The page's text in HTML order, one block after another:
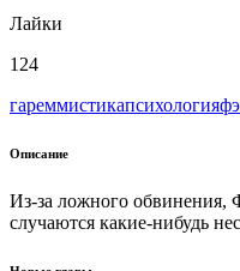
Лайки
124
гареммистикапсихология
Описание
Из-за ложного обвинения,
случаются какие-нибудь